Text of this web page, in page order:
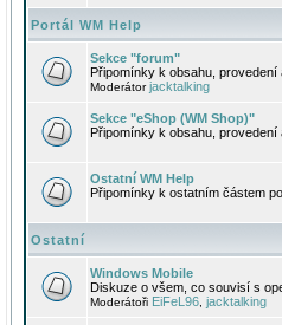
Portál WM Help
Sekce "forum"
Připomínky k obsahu,
Moderátorjacktalking
Sekce "eShop (WM Shop)"
Připomínky k obsahu,
Ostatní WM Help
Připomínky k ostatním částem
Ostatní
Windows Mobile
Diskuze o všem, co souvisí s
Moderátoři EiFeL96 jacktalking